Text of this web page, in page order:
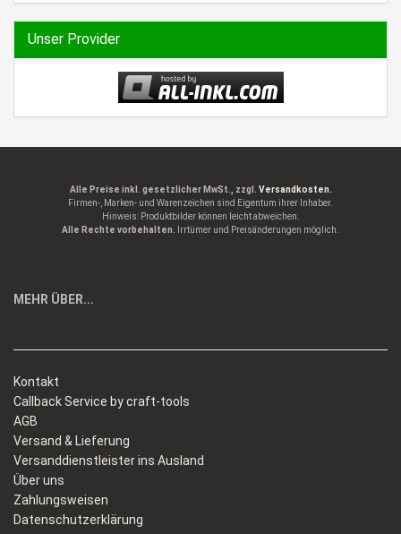
Unser Provider
Alle Preise inkl. gesetzlicher MwSt., zzgl. Versandkosten.
Firmen-, Marken- und Warenzeichen sind Eigentum ihrer Inhaber.
Hinweis: Produktbilder können leicht abweichen.
Alle Rechte vorbehalten.
Irrtümer und Preisänderungen möglich.
MEHR ÜBER...
Kontakt
Callback Service by craft-tools
AGB
Versand & Lieferung
Versanddienstleister ins Ausland
Über uns
Zahlungsweisen
Datenschutzerklärung